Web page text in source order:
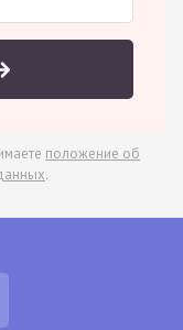
положение об
.